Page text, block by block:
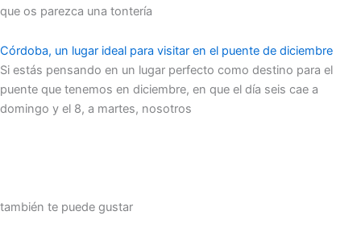
que os parezca una tontería
Córdoba, un lugar ideal para visitar en el puente de diciembre
Si estás pensando en un lugar perfecto como destino para el
puente que tenemos en diciembre, en que el día seis cae a
domingo y el 8, a martes, nosotros
también te puede gustar